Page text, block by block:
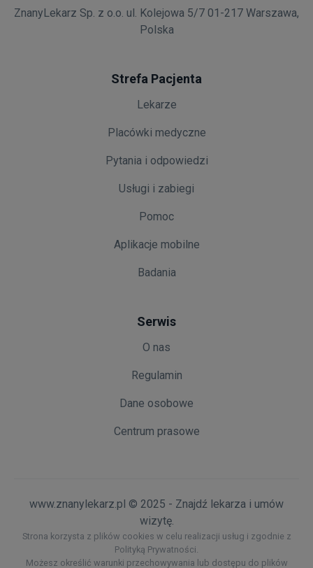
ZnanyLekarz Sp. z o.o. ul. Kolejowa 5/7 01-217 Warszawa,
Polska
Strefa Pacjenta
Lekarze
Placówki medyczne
Pytania i odpowiedzi
Usługi i zabiegi
Pomoc
Aplikacje mobilne
Badania
Serwis
O nas
Regulamin
Dane osobowe
Centrum prasowe
www.znanylekarz.pl © 2025 - Znajdź lekarza i umów
wizytę.
Strona korzysta z plików cookies w celu realizacji usług i zgodnie z
Polityką Prywatności.
Możesz określić warunki przechowywania lub dostępu do plików